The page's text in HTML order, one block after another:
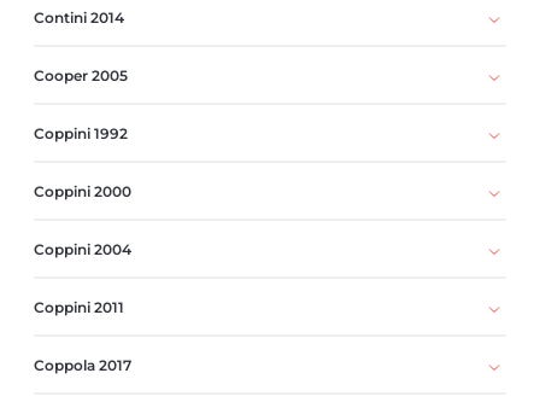
Contini 2014
Cooper 2005
Coppini 1992
Coppini 2000
Coppini 2004
Coppini 2011
Coppola 2017